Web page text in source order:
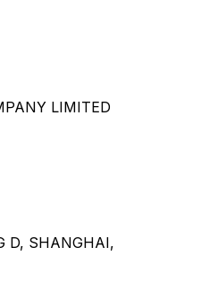
LIMITED
D, SHANGHAI,